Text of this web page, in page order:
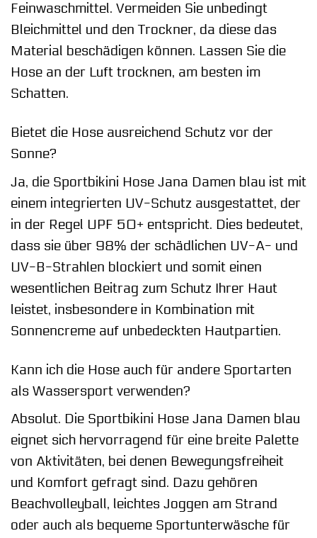
Feinwaschmittel. Vermeiden Sie unbedingt
Bleichmittel und den Trockner, da diese das
Material beschädigen können. Lassen Sie die
Hose an der Luft trocknen, am besten im
Schatten.
Bietet die Hose ausreichend Schutz vor der
Sonne?
Ja, die Sportbikini Hose Jana Damen blau ist mit
einem integrierten UV-Schutz ausgestattet, der
in der Regel UPF 50+ entspricht. Dies bedeutet,
dass sie über 98% der schädlichen UV-A- und
UV-B-Strahlen blockiert und somit einen
wesentlichen Beitrag zum Schutz Ihrer Haut
leistet, insbesondere in Kombination mit
Sonnencreme auf unbedeckten Hautpartien.
Kann ich die Hose auch für andere Sportarten
als Wassersport verwenden?
Absolut. Die Sportbikini Hose Jana Damen blau
eignet sich hervorragend für eine breite Palette
von Aktivitäten, bei denen Bewegungsfreiheit
und Komfort gefragt sind. Dazu gehören
Beachvolleyball, leichtes Joggen am Strand
oder auch als bequeme Sportunterwäsche für